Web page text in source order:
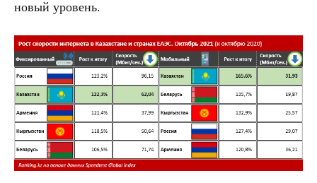
новый уровень.